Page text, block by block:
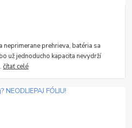
neprimerane prehrieva, batéria sa
už jednoducho kapacita nevydrží
čítať celé